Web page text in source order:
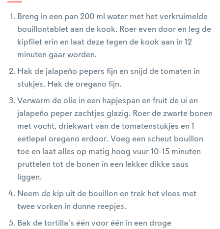
Breng in een pan 200 ml water met het verkruimelde
bouillontablet aan de kook. Roer even door en leg de
kipfilet erin en laat deze tegen de kook aan in 12
minuten gaar worden.
Hak de jalapeño pepers fijn en snijd de tomaten in
stukjes. Hak de oregano fijn.
Verwarm de olie in een hapjespan en fruit de ui en
jalapeño peper zachtjes glazig. Roer de zwarte bonen
met vocht, driekwart van de tomatenstukjes en 1
eetlepel oregano erdoor. Voeg een scheut bouillon
toe en laat alles op matig hoog vuur 10-15 minuten
pruttelen tot de bonen in een lekker dikke saus
liggen.
Neem de kip uit de bouillon en trek het vlees met
twee vorken in dunne reepjes.
Bak de tortilla’s één voor één in een droge